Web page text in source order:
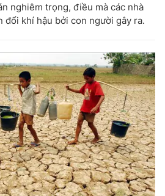
nghiêm trọng, điều mà các nhà
đổi khí hậu bởi con người gây ra.